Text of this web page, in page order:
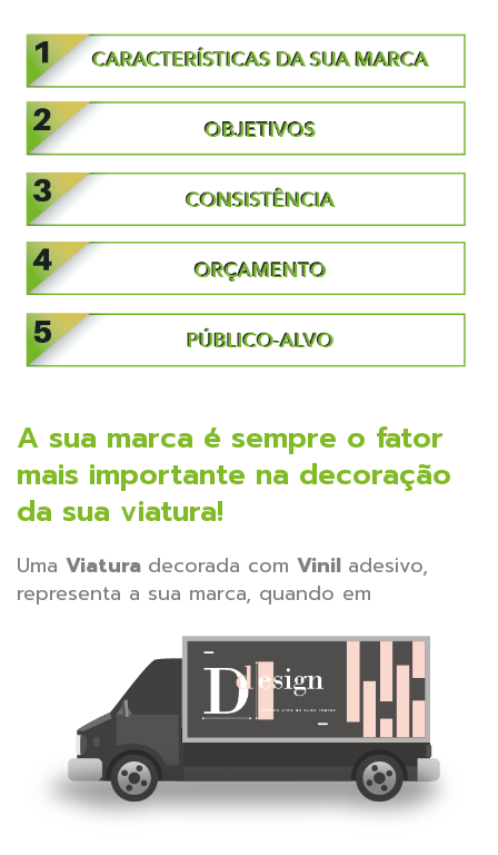
A sua marca é sempre o fator
mais importante na decoração
da sua viatura!
Uma Viatura decorada com Vinil adesivo,
representa a sua marca, quando em